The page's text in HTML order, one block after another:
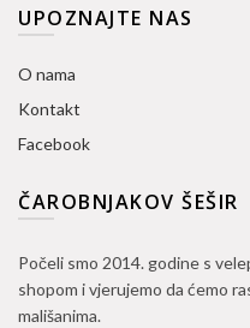
UPOZNAJTE NAS
O nama
Kontakt
Facebook
ČAROBNJAKOV ŠEŠIR
Počeli smo 2014. godine s
shopom i vjerujemo da ćemo
mališanima.